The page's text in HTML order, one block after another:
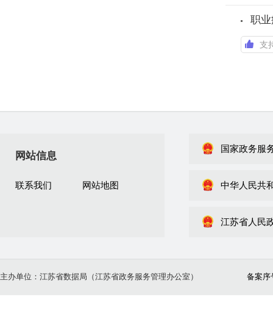
职
支
网站信息
联系我们 网站地图
国家政务服
中华人民共
江苏省人民
主办单位：江苏省数据局（江苏省政务服务管理办公室） 备案序